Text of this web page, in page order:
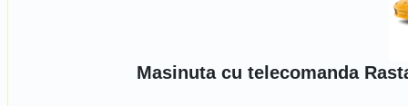
Masinuta cu telecomanda